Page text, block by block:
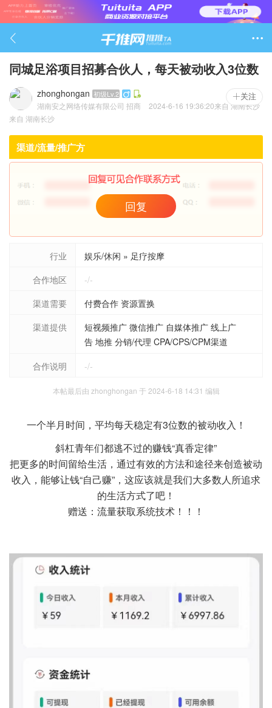

同城足浴项目招募合伙人，每天被动收入3位数
zhonghongan 初级Lv.2 
湖南安之网络传媒有限公司 招商 2024-6-16 19:36:20来自 湖南长沙
587
关注
来自 湖南长沙
渠道/流量/推广方
回复
行业
娱乐/休闲 » 足疗按摩
合作地区
-/-
渠道需要
付费合作 资源置换
渠道提供
短视频推广 微信推广 自媒体推广 线上广
告 地推 分销/代理 CPA/CPS/CPM渠道
合作说明
-/-
本帖最后由 zhonghongan 于 2024-6-18 14:31 编辑
一个半月时间，平均每天稳定有3位数的被动收入！
斜杠青年们都逃不过的赚钱“真香定律”
把更多的时间留给生活，通过有效的方法和途径来创造被动
收入，能够让钱“自己赚”，这应该就是我们大多数人所追求
的生活方式了吧！
赠送：流量获取系统技术！！！